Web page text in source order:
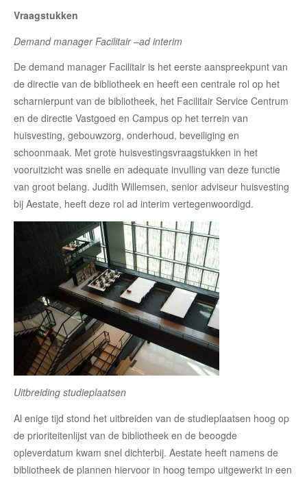
Vraagstukken
Demand manager Facilitair –ad interim
De demand manager Facilitair is het eerste aanspreekpunt van
de directie van de bibliotheek en heeft een centrale rol op het
scharnierpunt van de bibliotheek, het Facilitair Service Centrum
en de directie Vastgoed en Campus op het terrein van
huisvesting, gebouwzorg, onderhoud, beveiliging en
schoonmaak. Met grote huisvestingsvraagstukken in het
vooruitzicht was snelle en adequate invulling van deze functie
van groot belang. Judith Willemsen, senior adviseur huisvesting
bij Aestate, heeft deze rol ad interim vertegenwoordigd.
Uitbreiding studieplaatsen
Al enige tijd stond het uitbreiden van de studieplaatsen hoog op
de prioriteitenlijst van de bibliotheek en de beoogde
opleverdatum kwam snel dichterbij. Aestate heeft namens de
bibliotheek de plannen hiervoor in hoog tempo uitgewerkt in een